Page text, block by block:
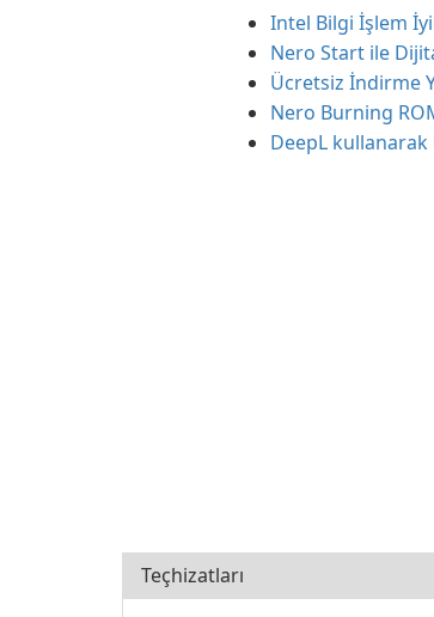
Intel Bilgi İşlem
Nero Start ile
Ücretsiz İndirme
Nero Burning
DeepL
Teçhizatları